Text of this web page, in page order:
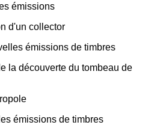
émissions
d'un collector
émissions de timbres
la découverte du tombeau de
émissions de timbres